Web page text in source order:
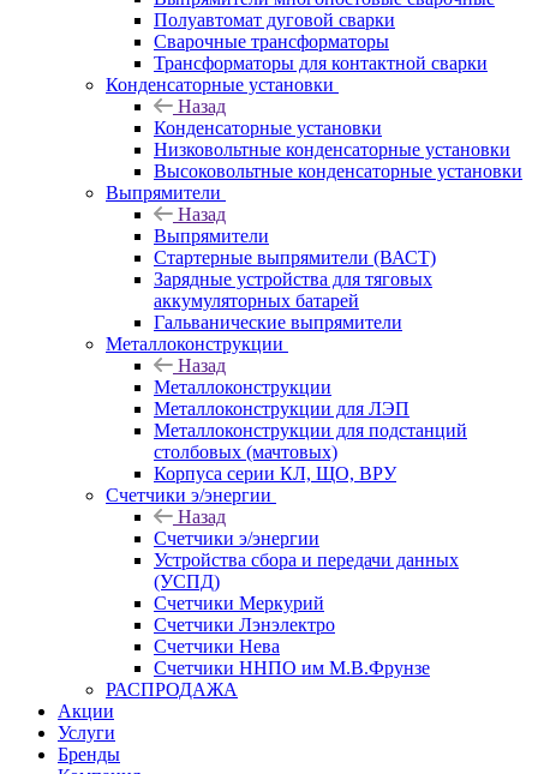
Полуавтомат дуговой сварки
Сварочные трансформаторы
Трансформаторы для контактной сварки
Конденсаторные установки
Назад
Конденсаторные установки
Низковольтные конденсаторные установки
Высоковольтные конденсаторные установки
Выпрямители
Назад
Выпрямители
Стартерные выпрямители (ВАСТ)
Зарядные устройства для тяговых
аккумуляторных батарей
Гальванические выпрямители
Металлоконструкции
Назад
Металлоконструкции
Металлоконструкции для ЛЭП
Металлоконструкции для подстанций
столбовых (мачтовых)
Корпуса серии КЛ, ЩО, ВРУ
Счетчики э/энергии
Назад
Счетчики э/энергии
Устройства сбора и передачи данных
(УСПД)
Счетчики Меркурий
Счетчики Лэнэлектро
Счетчики Нева
Счетчики ННПО им М.В.Фрунзе
РАСПРОДАЖА
Акции
Услуги
Бренды